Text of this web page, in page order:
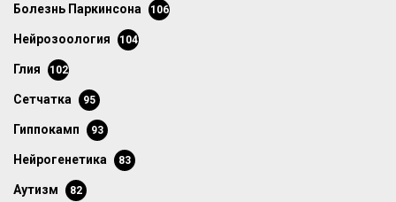
болезнь Паркинсона 106
нейрозоология 104
глия 102
сетчатка 95
гиппокамп 93
нейрогенетика 83
аутизм 82